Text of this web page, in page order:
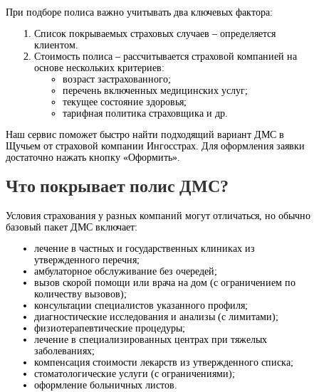
При подборе полиса важно учитывать два ключевых фактора:
Список покрываемых страховых случаев – определяется
клиентом.
Стоимость полиса – рассчитывается страховой компанией на
основе нескольких критериев:
возраст застрахованного;
перечень включенных медицинских услуг;
текущее состояние здоровья;
тарифная политика страховщика и др.
Наш сервис поможет быстро найти подходящий вариант ДМС в
Щучьем от страховой компании Ингосстрах. Для оформления заявки
достаточно нажать кнопку «Оформить».
Что покрывает полис ДМС?
Условия страхования у разных компаний могут отличаться, но обычно
базовый пакет ДМС включает:
лечение в частных и государственных клиниках из
утвержденного перечня;
амбулаторное обслуживание без очередей;
вызов скорой помощи или врача на дом (с ограничением по
количеству вызовов);
консультации специалистов указанного профиля;
диагностические исследования и анализы (с лимитами);
физиотерапевтические процедуры;
лечение в специализированных центрах при тяжелых
заболеваниях;
компенсация стоимости лекарств из утвержденного списка;
стоматологические услуги (с ограничениями);
оформление больничных листов.